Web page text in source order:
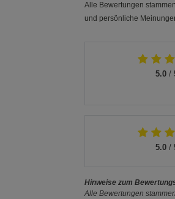
Alle Bewertungen
und persönliche
5.0/
5.0/
Hinweise zum
Alle Bewertungen